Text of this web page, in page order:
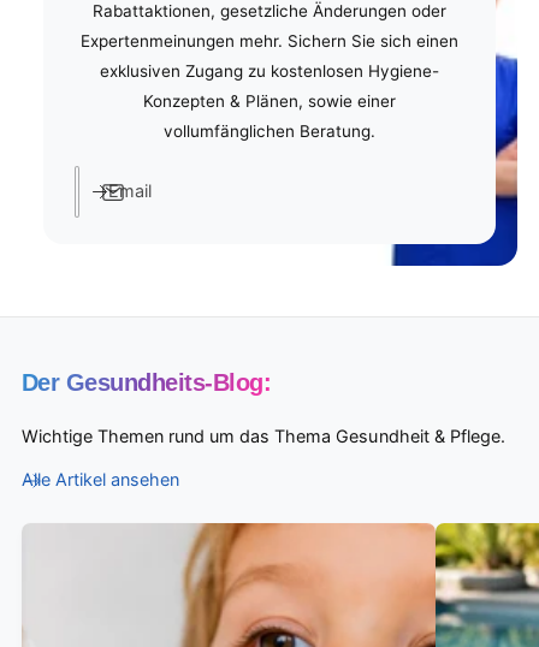
Rabattaktionen, gesetzliche Änderungen oder
Expertenmeinungen mehr. Sichern Sie sich einen
exklusiven Zugang zu kostenlosen Hygiene-
Konzepten & Plänen, sowie einer
vollumfänglichen Beratung.
Email
Der Gesundheits-Blog:
Wichtige Themen rund um das Thema Gesundheit & Pflege.
Alle Artikel ansehen